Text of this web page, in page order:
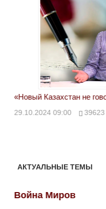
«Новый Казахстан не
29.10.2024 09:00 39623
АКТУАЛЬНЫЕ ТЕМЫ
Война Миров